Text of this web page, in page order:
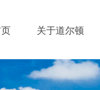
关于道尔顿